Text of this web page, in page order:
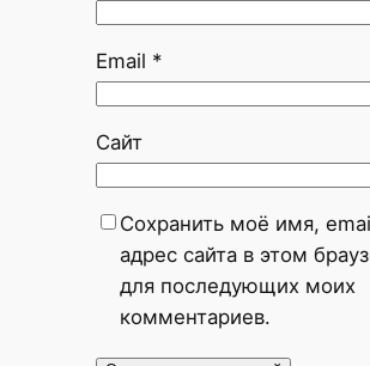
Email *
Сайт
Сохранить моё имя,
адрес сайта в этом
для последующих моих
комментариев.